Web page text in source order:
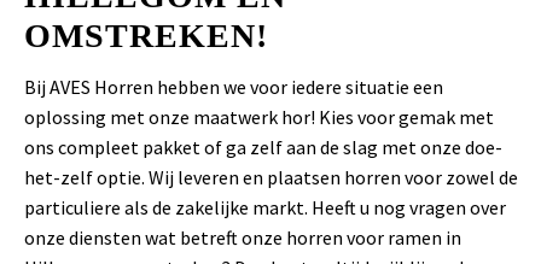
OMSTREKEN!
Bij AVES Horren hebben we voor iedere situatie een
oplossing met onze maatwerk hor! Kies voor gemak met
ons compleet pakket of ga zelf aan de slag met onze doe-
het-zelf optie. Wij leveren en plaatsen horren voor zowel de
particuliere als de zakelijke markt. Heeft u nog vragen over
onze diensten wat betreft onze horren voor ramen in